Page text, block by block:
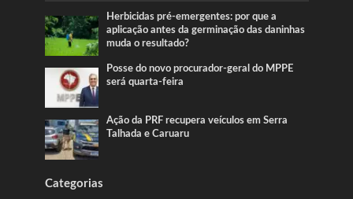
Herbicidas pré-emergentes: por que a
aplicação antes da germinação das daninhas
muda o resultado?
Posse do novo procurador-geral do MPPE
será quarta-feira
Ação da PRF recupera veículos em Serra
Talhada e Caruaru
Categorias